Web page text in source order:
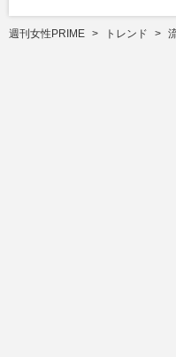
週刊女性PRIME トレンド